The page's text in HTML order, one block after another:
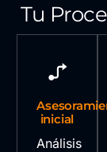
Tu
inicial
Análisis